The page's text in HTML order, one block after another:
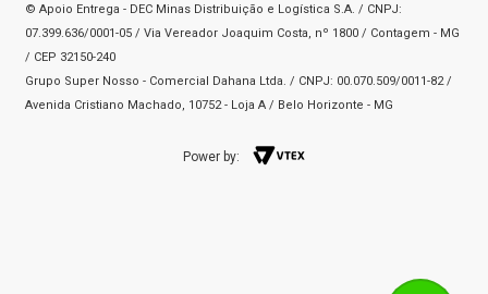
© Apoio Entrega - DEC Minas Distribuição e Logística S.A. / CNPJ:
07.399.636/0001-05 / Via Vereador Joaquim Costa, nº 1800 / Contagem - MG
/ CEP 32150-240
Grupo Super Nosso - Comercial Dahana Ltda. / CNPJ: 00.070.509/0011-82 /
Avenida Cristiano Machado, 10752 - Loja A / Belo Horizonte - MG
Power by: